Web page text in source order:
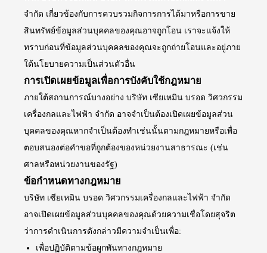
จำกัด เกี่ยวข้องกับการควบรวมกิจการการได้มาหรือการขาย
สินทรัพย์ข้อมูลส่วนบุคคลของคุณอาจถูกโอน เราจะแจ้งให้
ทราบก่อนที่ข้อมูลส่วนบุคคลของคุณจะถูกถ่ายโอนและอยู่ภาย
ใต้นโยบายความเป็นส่วนตัวอื่น
การเปิดเผยข้อมูลเพื่อการบังคับใช้กฎหมาย
ภายใต้สถานการณ์บางอย่าง บริษัท เซียเหมิน บรอด วิศวกรรม
เครื่องกลและไฟฟ้า จำกัด อาจจำเป็นต้องเปิดเผยข้อมูลส่วน
บุคคลของคุณหากจำเป็นต้องทำเช่นนั้นตามกฎหมายหรือเพื่อ
ตอบสนองต่อคำขอที่ถูกต้องของหน่วยงานสาธารณะ (เช่น
ศาลหรือหน่วยงานของรัฐ)
ข้อกำหนดทางกฎหมาย
บริษัท เซียเหมิน บรอด วิศวกรรมเครื่องกลและไฟฟ้า จำกัด
อาจเปิดเผยข้อมูลส่วนบุคคลของคุณด้วยความเชื่อโดยสุจริต
ว่าการดำเนินการดังกล่าวมีความจำเป็นเพื่อ:
เพื่อปฏิบัติตามข้อผูกพันทางกฎหมาย